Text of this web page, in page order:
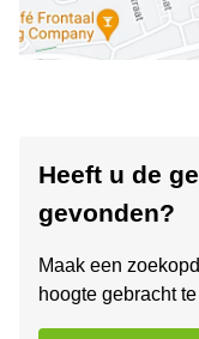
Heeft u de
gevonden?
Maak een
hoogte gebracht